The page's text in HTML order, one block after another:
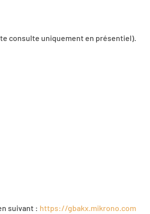
consulte uniquement en présentiel).
suivant : https://gbakx.mikrono.com